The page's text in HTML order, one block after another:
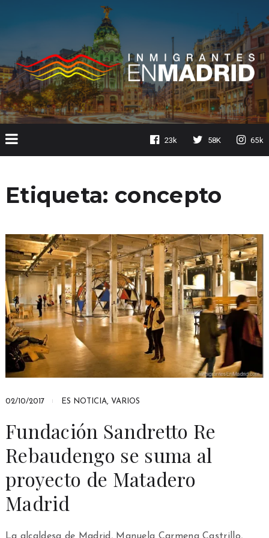
23k 58K 65k
Etiqueta: concepto
02/10/2017 ES NOTICIA, VARIOS
Fundación Sandretto Re
Rebaudengo se suma al
proyecto de Matadero
Madrid